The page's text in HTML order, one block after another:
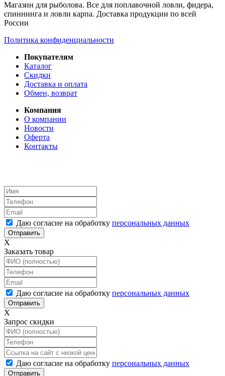
Магазин для рыболова. Все для поплавочной ловли, фидера,
спиннинга и ловли карпа. Доставка продукции по всей
России
Политика конфиденциальности
Покупателям
Каталог
Скидки
Доставка и оплата
Обмен, возврат
Компания
О компании
Новости
Оферта
Контакты
Даю согласие на обработку персональных данных
X
Заказать товар
Даю согласие на обработку персональных данных
X
Запрос скидки
Даю согласие на обработку персональных данных